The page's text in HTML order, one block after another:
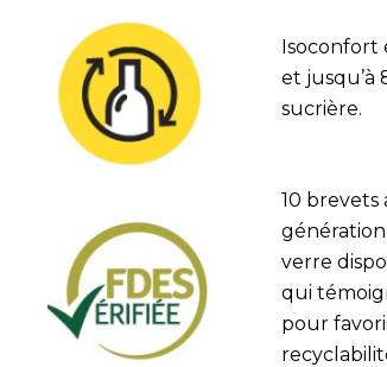
Isoconfort
et jusqu’à
sucrière.
10
verre
qui
pour